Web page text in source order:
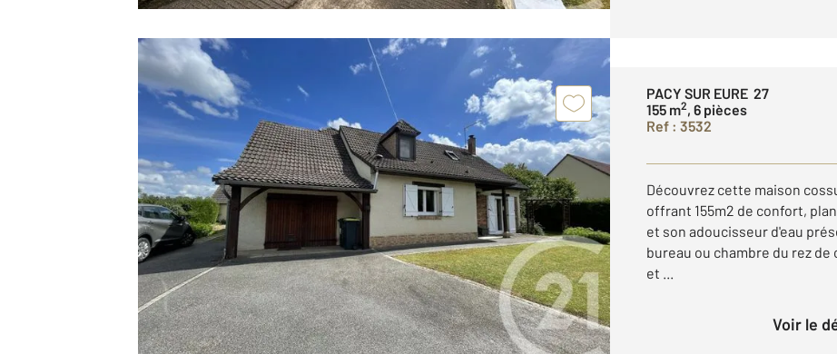
PACY SUR EURE 27
155 m2, 6 pièces
Ref : 3532
Découvrez cette maison
offrant 155m2 de confort,
et son adoucisseur d'eau
bureau ou chambre du rez
et ...
Voir le